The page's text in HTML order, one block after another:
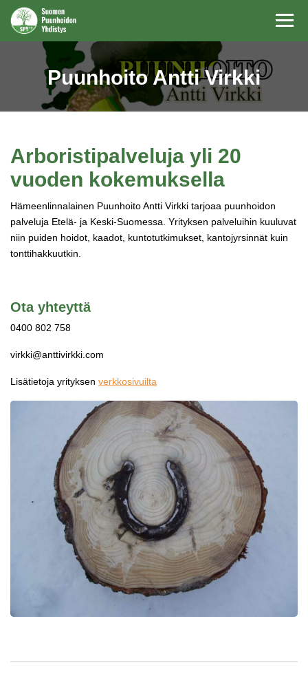
Puunhoito Antti Virkki
Arboristipalveluja yli 20
vuoden kokemuksella
Hämeenlinnalainen Puunhoito Antti Virkki tarjoaa puunhoidon
palveluja Etelä- ja Keski-Suomessa. Yrityksen palveluihin kuuluvat
niin puiden hoidot, kaadot, kuntotutkimukset, kantojyrsinnät kuin
tonttihakkuutkin.
Ota yhteyttä
0400 802 758
virkki@anttivirkki.com
Lisätietoja yrityksen verkkosivuilta